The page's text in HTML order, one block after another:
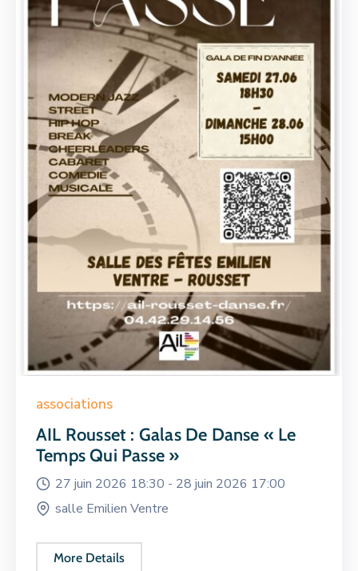
associations
AIL Rousset : Galas De Danse « Le
Temps Qui Passe »
27 juin 2026 18:30 - 28 juin 2026 17:00
salle Emilien Ventre
More Details